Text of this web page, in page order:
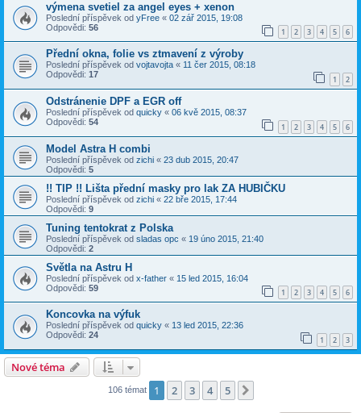
výmena svetiel za angel eyes + xenon
Poslední příspěvek od yFree « 02 zář 2015, 19:08
Odpovědi: 56 1 2 3 4 5 6
Přední okna, folie vs ztmavení z výroby
Poslední příspěvek od vojtavojta « 11 čer 2015, 08:18
Odpovědi: 17 1 2
Odstránenie DPF a EGR off
Poslední příspěvek od quicky « 06 kvě 2015, 08:37
Odpovědi: 54 1 2 3 4 5 6
Model Astra H combi
Poslední příspěvek od zichi « 23 dub 2015, 20:47
Odpovědi: 5
!! TIP !! Lišta přední masky pro lak ZA HUBIČKU
Poslední příspěvek od zichi « 22 bře 2015, 17:44
Odpovědi: 9
Tuning tentokrat z Polska
Poslední příspěvek od sladas opc « 19 úno 2015, 21:40
Odpovědi: 2
Světla na Astru H
Poslední příspěvek od x-father « 15 led 2015, 16:04
Odpovědi: 59 1 2 3 4 5 6
Koncovka na výfuk
Poslední příspěvek od quicky « 13 led 2015, 22:36
Odpovědi: 24 1 2 3
Nové téma
106 témat 1 2 3 4 5